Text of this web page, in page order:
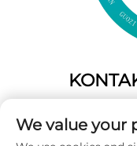
China
We value your